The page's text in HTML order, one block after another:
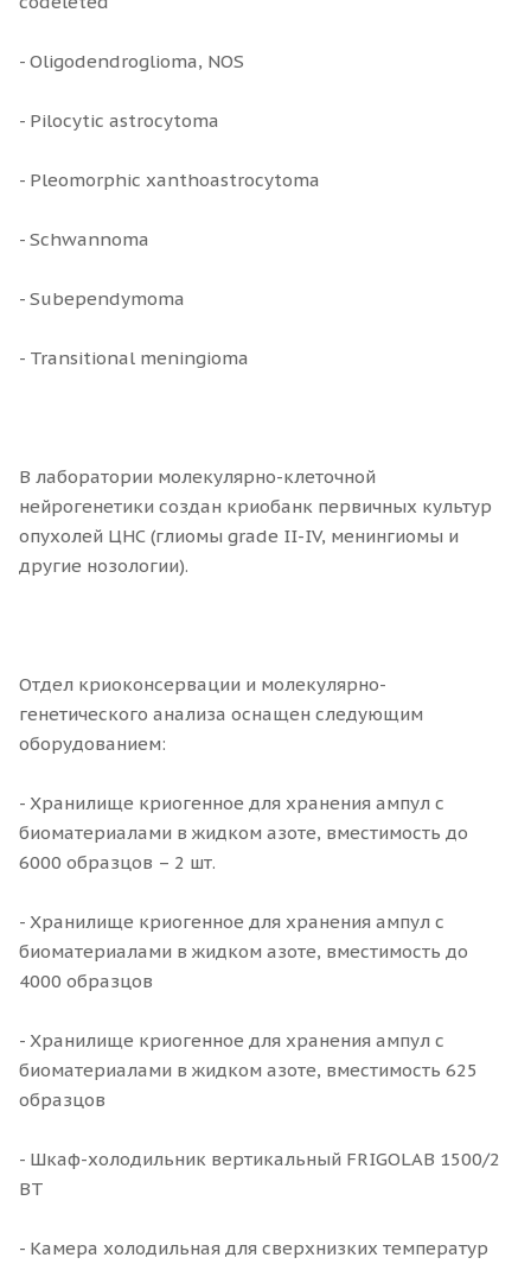
- Oligodendroglioma, NOS
- Pilocytic astrocytoma
- Pleomorphic xanthoastrocytoma
- Schwannoma
- Subependymoma
- Transitional meningioma
В лаборатории молекулярно-клеточной
нейрогенетики создан криобанк первичных культур
опухолей ЦНС (глиомы grade II-IV, менингиомы и
другие нозологии).
Отдел криоконсервации и молекулярно-
генетического анализа оснащен следующим
оборудованием:
- Хранилище криогенное для хранения ампул с
биоматериалами в жидком азоте, вместимость до
6000 образцов – 2 шт.
- Хранилище криогенное для хранения ампул с
биоматериалами в жидком азоте, вместимость до
4000 образцов
- Хранилище криогенное для хранения ампул с
биоматериалами в жидком азоте, вместимость 625
образцов
- Шкаф-холодильник вертикальный FRIGOLAB 1500/2
BT
- Камера холодильная для сверхнизких температур